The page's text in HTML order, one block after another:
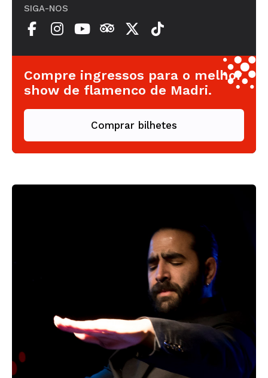
SIGA-NOS
Compre ingressos para o melhor
show de flamenco de Madri.
Comprar bilhetes